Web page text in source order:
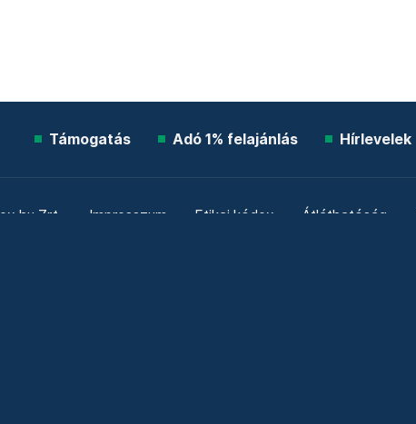
Támogatás Adó 1% felajánlás Hírlevelek
Zrt. Impresszum Etikai kódex Átláthatóság